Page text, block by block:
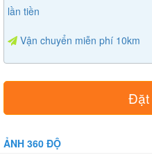
lần tiền
Vận chuyển miễn phí 10km
Đặt
ẢNH 360 ĐỘ